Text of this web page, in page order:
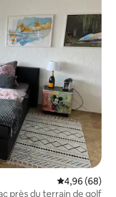
Évaluation
4,96 (68)
près du terrain de golf